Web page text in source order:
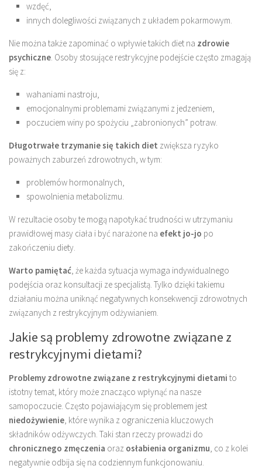
wzdęć,
innych dolegliwości związanych z układem pokarmowym.
Nie można także zapominać o wpływie takich diet na zdrowie
psychiczne. Osoby stosujące restrykcyjne podejście często zmagają
się z:
wahaniami nastroju,
emocjonalnymi problemami związanymi z jedzeniem,
poczuciem winy po spożyciu „zabronionych” potraw.
Długotrwałe trzymanie się takich diet zwiększa ryzyko
poważnych zaburzeń zdrowotnych, w tym:
problemów hormonalnych,
spowolnienia metabolizmu.
W rezultacie osoby te mogą napotykać trudności w utrzymaniu
prawidłowej masy ciała i być narażone na efekt jo-jo po
zakończeniu diety.
Warto pamiętać, że każda sytuacja wymaga indywidualnego
podejścia oraz konsultacji ze specjalistą. Tylko dzięki takiemu
działaniu można uniknąć negatywnych konsekwencji zdrowotnych
związanych z restrykcyjnym odżywianiem.
Jakie są problemy zdrowotne związane z
restrykcyjnymi dietami?
Problemy zdrowotne związane z restrykcyjnymi dietami to
istotny temat, który może znacząco wpłynąć na nasze
samopoczucie. Często pojawiającym się problemem jest
niedożywienie, które wynika z ograniczenia kluczowych
składników odżywczych. Taki stan rzeczy prowadzi do
chronicznego zmęczenia oraz osłabienia organizmu, co z kolei
negatywnie odbija się na codziennym funkcjonowaniu.